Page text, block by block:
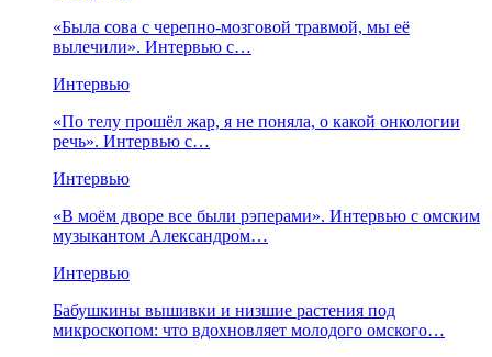
«Была сова с черепно-мозговой травмой, мы её
вылечили». Интервью с…
Интервью
«По телу прошёл жар, я не поняла, о какой онкологии
речь». Интервью с…
Интервью
«В моём дворе все были рэперами». Интервью с омским
музыкантом Александром…
Интервью
Бабушкины вышивки и низшие растения под
микроскопом: что вдохновляет молодого омского…